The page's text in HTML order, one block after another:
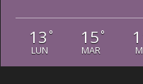
13 °
LUN
15 °
MAR